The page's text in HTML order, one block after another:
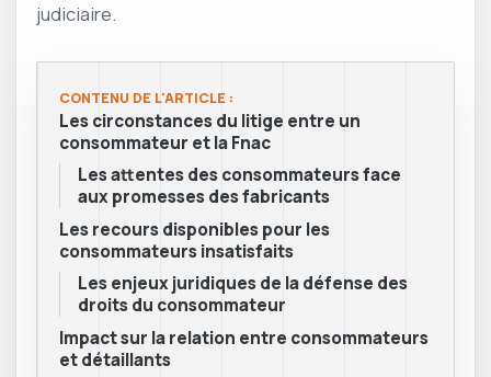
judiciaire.
CONTENU DE L'ARTICLE :
Les circonstances du litige entre un
consommateur et la Fnac
Les attentes des consommateurs face
aux promesses des fabricants
Les recours disponibles pour les
consommateurs insatisfaits
Les enjeux juridiques de la défense des
droits du consommateur
Impact sur la relation entre consommateurs
et détaillants